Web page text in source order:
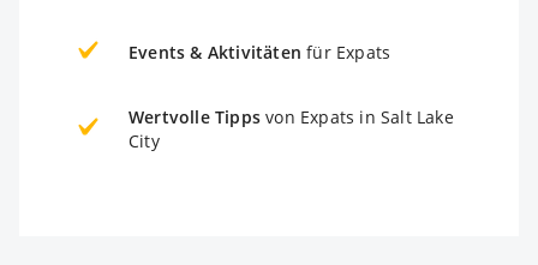
Events & Aktivitäten für Expats
Wertvolle Tipps von Expats in Salt Lake
City